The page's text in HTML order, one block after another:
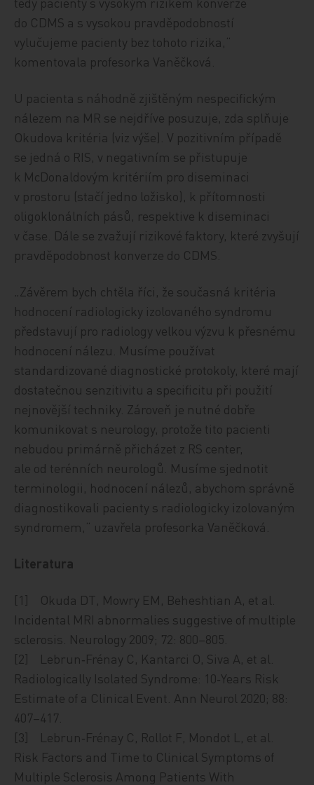
do CDMS a s vysokou pravděpodobností
vylučujeme pacienty bez tohoto rizika,“
komentovala profesorka Vaněčková.
U pacienta s náhodně zjištěným nespecifickým
nálezem na MR se nejdříve posuzuje, zda splňuje
Okudova kritéria (viz výše). V pozitivním případě
se jedná o RIS, v negativním se přistupuje
k McDonaldovým kritériím pro diseminaci
v prostoru (stačí jedno ložisko), k přítomnosti
oligoklonálních pásů, respektive k diseminaci
v čase. Dále se zvažují rizikové faktory, které zvyšují
pravděpodobnost konverze do CDMS.
„Závěrem bych chtěla říci, že současná kritéria
hodnocení radiologicky izolovaného syndromu
představují pro radiology velkou výzvu k přesnému
hodnocení nálezu. Musíme používat
standardizované diagnostické protokoly, které mají
dostatečnou senzitivitu a specificitu při použití
nejnovější techniky. Zároveň je nutné dobře
komunikovat s neurology, protože tito pacienti
nebudou primárně přicházet z RS center,
ale od terénních neurologů. Musíme sjednotit
terminologii, hodnocení nálezů, abychom správně
diagnostikovali pacienty s radiologicky izolovaným
syndromem,“ uzavřela profesorka Vaněčková.
Literatura
[1] Okuda DT, Mowry EM, Beheshtian A, et al.
Incidental MRI abnormalies suggestive of multiple
sclerosis. Neurology 2009; 72: 800–805.
[2] Lebrun‑Frénay C, Kantarci O, Siva A, et al.
Radiologically Isolated Syndrome: 10‑Years Risk
Estimate of a Clinical Event. Ann Neurol 2020; 88:
407–417.
[3] Lebrun‑Frénay C, Rollot F, Mondot L, et al.
Risk Factors and Time to Clinical Symptoms of
Multiple Sclerosis Among Patients With